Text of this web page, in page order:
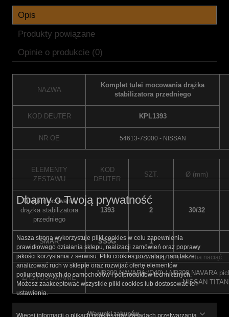
Opis
Produkty powiązane
Opinie o produkcie (0)
NAZWA
Komplet tulei mocowania drążka
stabilizatora przedniego
KOD DEUTER KPL1393
NR OE 54613-7S000 - NISSAN
ELEMENTY
ZESTAWU
KOD
DEUTER
SZT. Ø (mm)
Tuleja mocowania
drążka stabilizatora
przedniego
1393 2 30/32
SMAR SS5G 1
Do montażu tuleje trzeba naciąć.
ZASTOSOWANIE
NP300 NAVARA (D40) / NP300 NAVARA
NISSAN
Warunki zakupów
Dbamy o Twoją prywatność
Nasza strona wykorzystuje pliki cookies w celu zapewnienia
prawidłowego działania sklepu, realizacji zamówień oraz poprawy
jakości korzystania z serwisu. Pliki cookies pozwalają nam także
analizować ruch w sklepie oraz rozwijać ofertę elementów
poliuretanowych do samochodów i półproduktów technicznych.
Możesz zaakceptować wszystkie pliki cookies lub dostosować ich
ustawienia.
Więcej informacji o plikach cookies oraz zasadach przetwarzania